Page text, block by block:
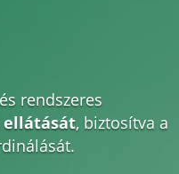
rendszeres
ellátását, biztosítva a